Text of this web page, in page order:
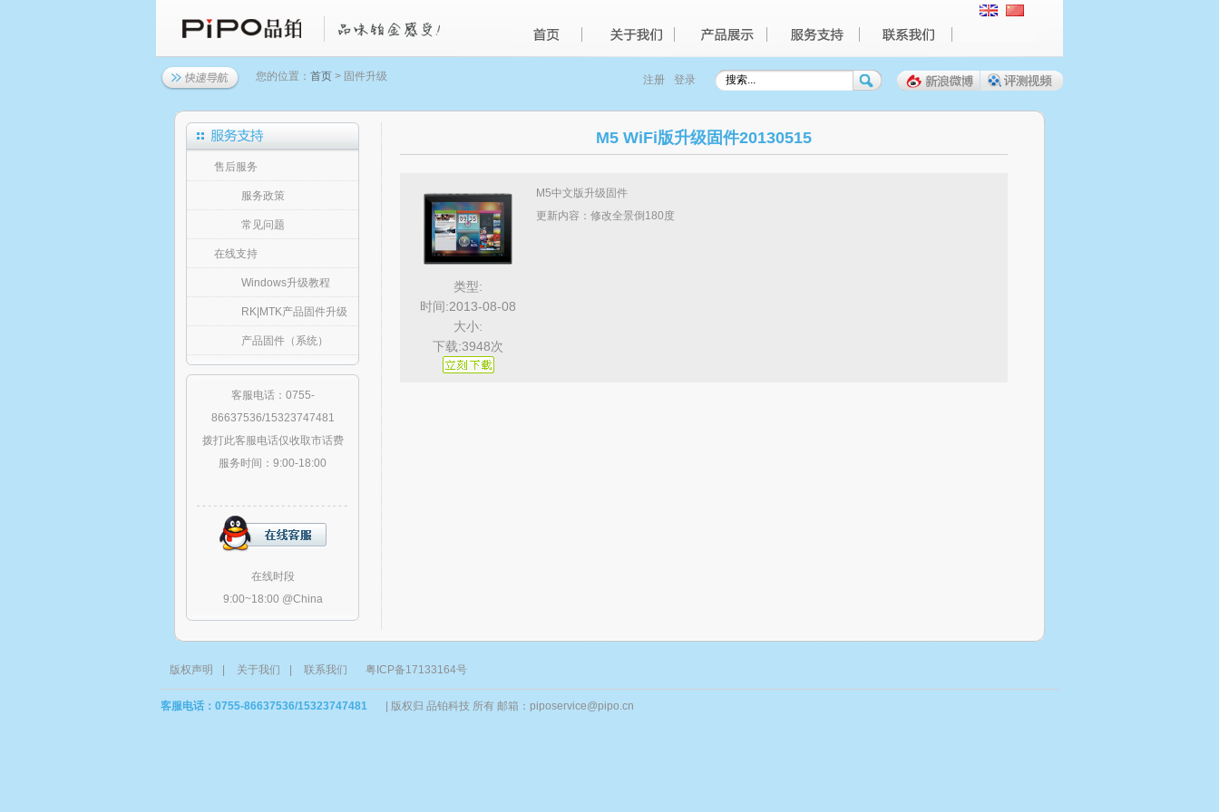
注册 登录
您的位置： 首页 > 固件升级
售后服务
服务政策
常见问题
在线支持
Windows升级教程
RK|MTK产品固件升级
产品固件（系统）
客服电话：0755-
86637536/15323747481
拨打此客服电话仅收取市话费
服务时间：9:00-18:00
在线时段
9:00~18:00 @China
M5 WiFi版升级固件20130515
类型:
时间:2013-08-08
大小:
下载:3948次
M5中文版升级固件
更新内容：修改全景倒180度
版权声明 关于我们 联系我们 粤ICP备17133164号
客服电话：0755-86637536/15323747481 版权归 品铂科技 所有 邮箱：piposervice@pipo.cn